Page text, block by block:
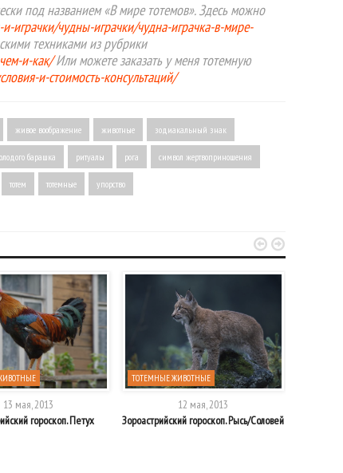
под названием «В мире тотемов». Здесь можно
играчки/чудны-играчки/чудна-играчка-в-мире-
техниками из рубрики
и-как/Или можете заказать у меня тотемную
и-стоимость-консультаций/
живое воображение животные зодиакальный знак
барашка ритуалы рога символ жертвоприношения
тотем тотемные упорство
13 мая, 2013
гороскоп. Петух
ТОТЕМНЫЕ ЖИВОТНЫЕ
12 мая, 2013
Зороастрийский гороскоп. Рысь/Соловей
 